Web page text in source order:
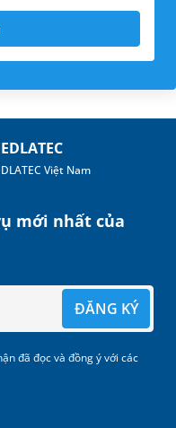
Việt Nam
mới nhất của
ĐĂNG KÝ
đã đọc và đồng ý với các